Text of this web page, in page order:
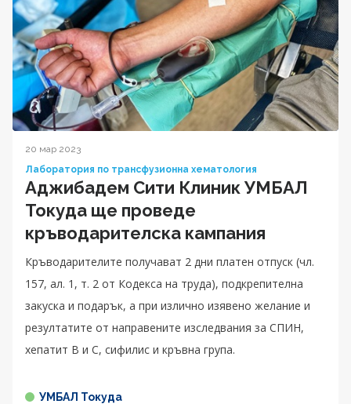
20 мар 2023
Лаборатория по трансфузионна хематология
Аджибадем Сити Клиник УМБАЛ
Токуда ще проведе
кръводарителска кампания
Кръводарителите получават 2 дни платен отпуск (чл.
157, ал. 1, т. 2 от Кодекса на труда), подкрепителна
закуска и подарък, а при излично изявено желание и
резултатите от направените изследвания за СПИН,
хепатит В и С, сифилис и кръвна група.
УМБАЛ Токуда